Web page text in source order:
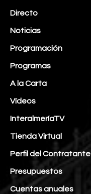
Directo
Noticias
Programación
Programas
A la Carta
Vídeos
InteralmeríaTV
Tienda Virtual
Perfil del Contratante
Presupuestos
Cuentas anuales